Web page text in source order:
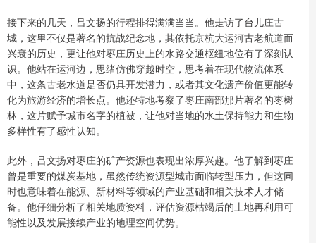
接下来的几天，吕文扬的行程排得满满当当。他走访了台儿庄古
城，这里不仅是著名的抗战纪念地，其依托京杭大运河古老航道而
兴衰的历史，更让他对枣庄历史上的水路交通枢纽地位有了深刻认
识。他站在运河边，思绪仿佛穿越时空，思考着在现代物流体系
中，这条古老水道是否仍具开发潜力，或者其文化遗产价值更能转
化为旅游经济的增长点。他还特地考察了枣庄南部那片著名的枣树
林，这片赋予城市名字的植被，让他对当地的水土保持能力和生物
多样性有了感性认知。
此外，吕文扬对枣庄的矿产资源也表现出浓厚兴趣。他了解到枣庄
曾是重要的煤炭基地，虽然传统资源型城市面临转型压力，但这同
时也意味着在能源、新材料等领域的产业基础和相关技术人才储
备。他仔细分析了相关地质资料，评估资源枯竭后的土地再利用可
能性以及发展接续产业的地理空间优势。